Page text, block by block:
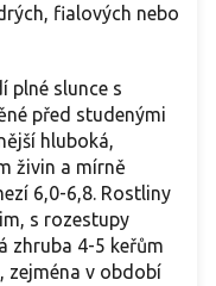
fialových nebo
plné slunce s
před studenými
hluboká,
živin a mírně
6,0-6,8. Rostliny
s rozestupy
zhruba 4-5 keřům
zejména v období